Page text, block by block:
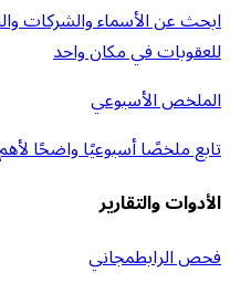
ابحث عن الأسماء والشركات
للعقوبات في مكان واحد
الملخص الأسبوعي
تابع ملخصًا أسبوعيًا واضحًا
الأدوات والتقارير
فحص الرابطمجاني